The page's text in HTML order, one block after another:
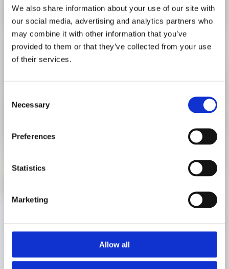
We also share information about your use of our site with
our social media, advertising and analytics partners who
may combine it with other information that you’ve
provided to them or that they’ve collected from your use
of their services.
Selection
Necessary
Preferences
Statistics
Marketing
Allow all
(FÜHRUNG)
29. APRIL 2022 | 16:30 - 17:30 UHR
Führung durch die Restaurierungswerkstatt mit Anton
Heine
www.pinakothek.de/willkommen-zurueck
Treffpunkt: Am goldenen Engel, Thierschbau der TUM,
Eingang Luisenstraße/ Ecke Gabelsbergerstraße.
Die Teilnehmerzahl ist begrenzt. Eine Anmeldung unter
foerderverein@architekturmuseum.de ist für die Teilnahme